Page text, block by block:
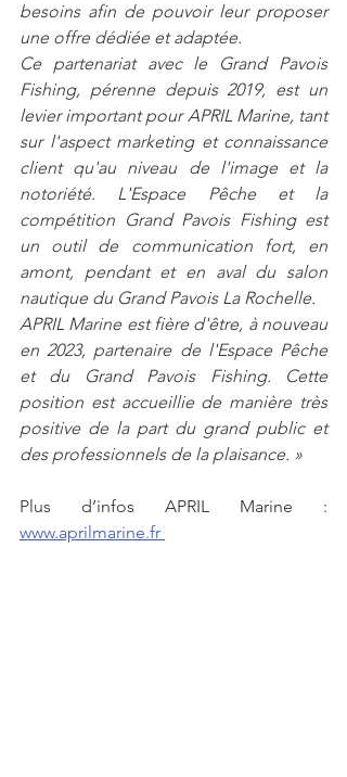
besoins afin de pouvoir leur proposer
une offre dédiée et adaptée.
Ce partenariat avec le Grand Pavois
Fishing, pérenne depuis 2019, est un
levier important pour APRIL Marine, tant
sur l'aspect marketing et connaissance
client qu'au niveau de l'image et la
notoriété. L'Espace Pêche et la
compétition Grand Pavois Fishing est
un outil de communication fort, en
amont, pendant et en aval du salon
nautique du Grand Pavois La Rochelle.
APRIL Marine est fière d'être, à nouveau
en 2023, partenaire de l'Espace Pêche
et du Grand Pavois Fishing. Cette
position est accueillie de manière très
positive de la part du grand public et
des professionnels de la plaisance. »
www.aprilmarine.fr